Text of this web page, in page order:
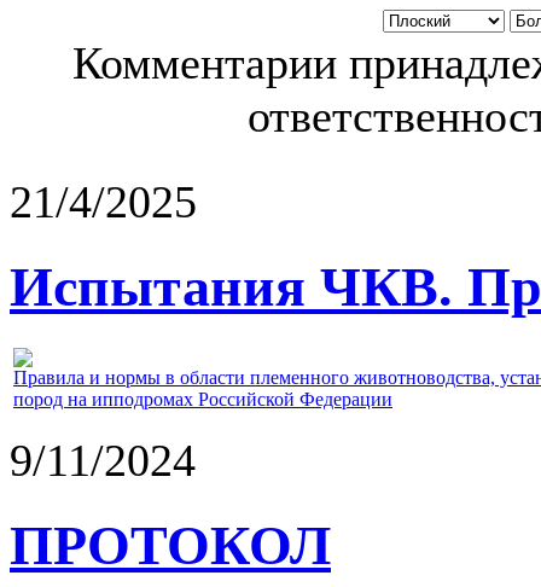
Комментарии
21/4/2025
Испытания ЧКВ.
Правила и нормы в области племенного животноводства,
пород на ипподромах Российской Федерации
9/11/2024
ПРОТОКОЛ